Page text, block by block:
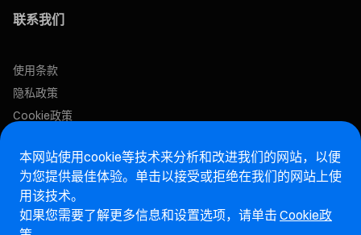
联系我们
使用条款
隐私政策
Cookie政策
瑞利招聘门户
售后网站
本网站使用cookie等技术来分析和改进我们的网站，以便
为您提供最佳体验。单击以接受或拒绝在我们的网站上使
用该技术。
如果您需要了解更多信息和设置选项，请单击 Cookie政